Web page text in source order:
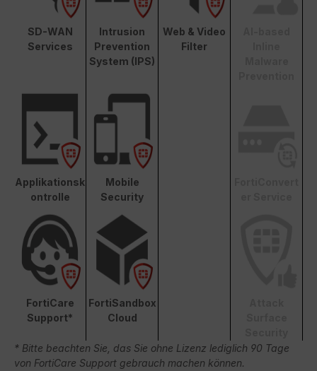
SD-WAN
Services
Intrusion
Prevention
System (IPS)
Web & Video
Filter
Applikationsk
ontrolle
Mobile
Security
FortiCare
Support*
FortiSandbox
Cloud
* Bitte beachten Sie, das Sie ohne Lizenz lediglich 90 Tage
von FortiCare Support gebrauch machen können.